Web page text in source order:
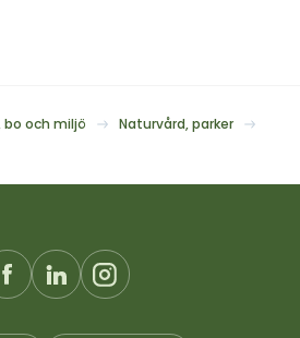
bo och miljö
Naturvård, parker